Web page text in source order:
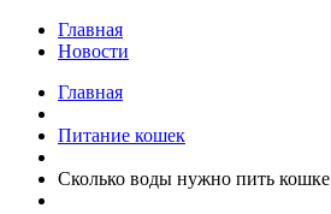
Главная
Новости
Главная
Питание кошек
Сколько воды нужно пить кошке